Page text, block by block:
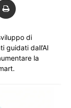
di
guidati dall’AI
la